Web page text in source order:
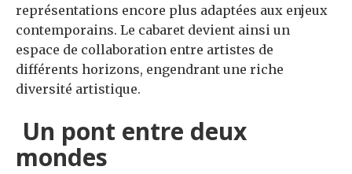
représentations encore plus adaptées aux enjeux
contemporains. Le cabaret devient ainsi un
espace de collaboration entre artistes de
différents horizons, engendrant une riche
diversité artistique.
Un pont entre deux
mondes